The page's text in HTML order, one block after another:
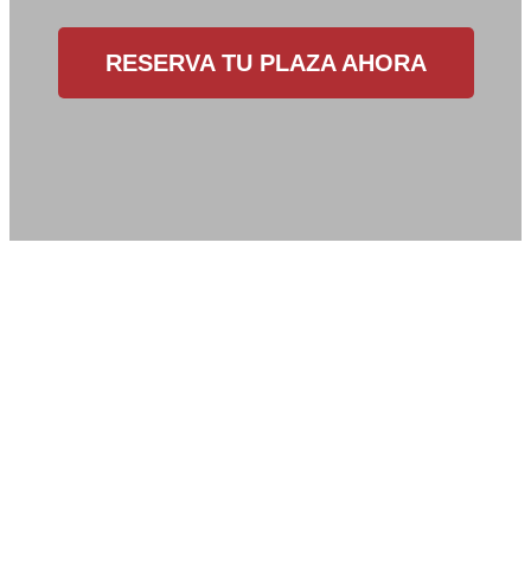
RESERVA TU PLAZA AHORA